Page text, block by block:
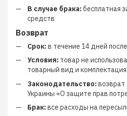
В случае брака:бесплатная
средств
Возврат
Срок:в течение 14 дней
Условия: товар не
товарный вид и комплектация
Законодательство:возврат
Украины «О защите прав
Брак:все расходы на